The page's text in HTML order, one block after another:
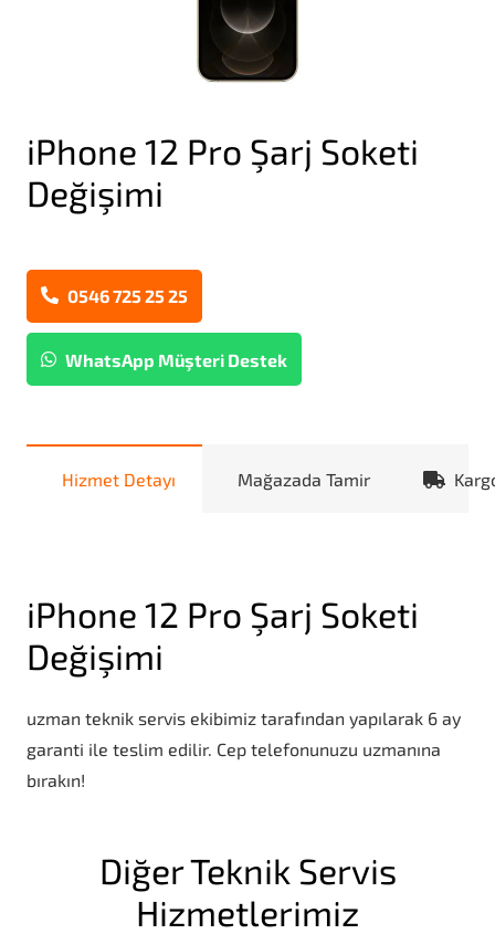
iPhone 12 Pro Şarj Soketi
Değişimi
0546 725 25 25
WhatsApp Müşteri Destek
Hizmet Detayı Mağazada Tamir
iPhone 12 Pro Şarj Soketi
Değişimi
uzman teknik servis ekibimiz tarafından yapılarak 6 ay
garanti ile teslim edilir. Cep telefonunuzu uzmanına
bırakın!
Diğer Teknik Servis
Hizmetlerimiz